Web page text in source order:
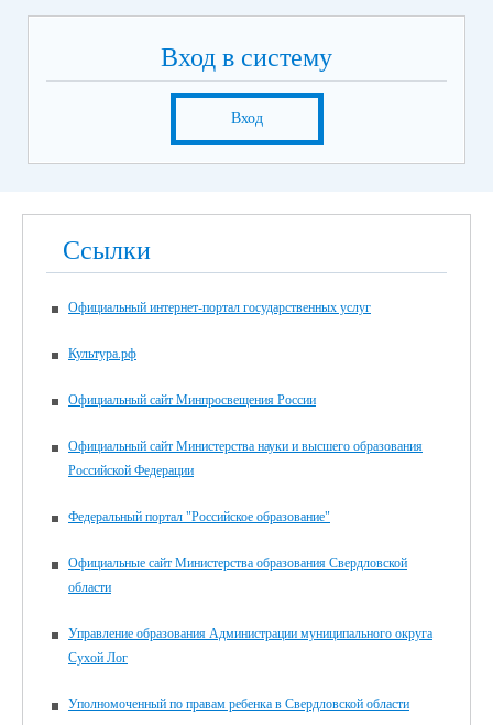
Вход в систему
Вход
Ссылки
Официальный интернет-портал государственных услуг
Культура.рф
Официальный сайт Минпросвещения России
Официальный сайт Министерства науки и высшего образования
Российской Федерации
Федеральный портал "Российское образование"
Официальные сайт Министерства образования Свердловской
области
Управление образования Администрации муниципального округа
Сухой Лог
Уполномоченный по правам ребенка в Свердловской области